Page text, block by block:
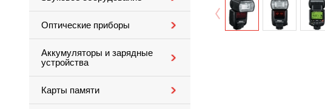
Оптические приборы
Аккумуляторы и зарядные
устройства
Карты памяти